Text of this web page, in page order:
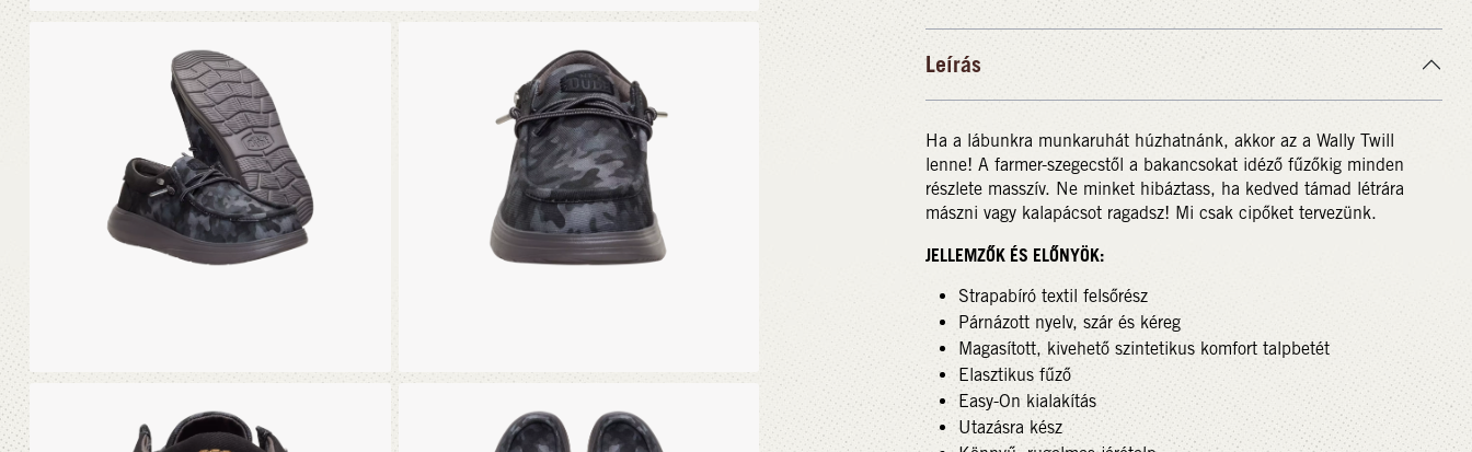
Leírás
Ha a lábunkra munkaruhát húzhatnánk, akkor az a Wally Twill
lenne! A farmer-szegecstől a bakancsokat idéző fűzőkig minden
részlete masszív. Ne minket hibáztass, ha kedved támad létrára
mászni vagy kalapácsot ragadsz! Mi csak cipőket tervezünk.
JELLEMZŐK ÉS ELŐNYÖK:
Strapabíró textil felsőrész
Párnázott nyelv, szár és kéreg
Magasított, kivehető szintetikus komfort talpbetét
Elasztikus fűző
Easy-On kialakítás
Utazásra kész